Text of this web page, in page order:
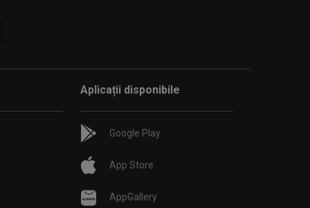
Aplicații disponibile
Google Play
App Store
AppGallery